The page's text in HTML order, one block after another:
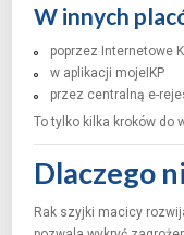
W innych
poprzez Internetowe
w aplikacji mojeIKP
przez centralną e-
To tylko kilka kroków do
Dlaczego
Rak szyjki macicy